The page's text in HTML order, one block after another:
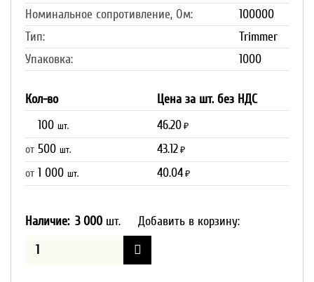
Номинальное сопротивление, Ом:
100000
Тип:
Trimmer
Упаковка:
1000
Кол-во
Цена за шт. без НДС
100 шт. 46.20 ₽
от 500 шт. 43.12 ₽
от 1 000 шт. 40.04 ₽
Наличие: 3 000 шт. Добавить в корзину: